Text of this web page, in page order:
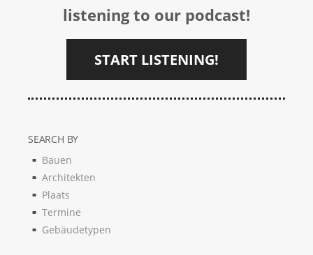
listening to our podcast!
START LISTENING!
SEARCH BY
Bauen
Architekten
Plaats
Termine
Gebäudetypen